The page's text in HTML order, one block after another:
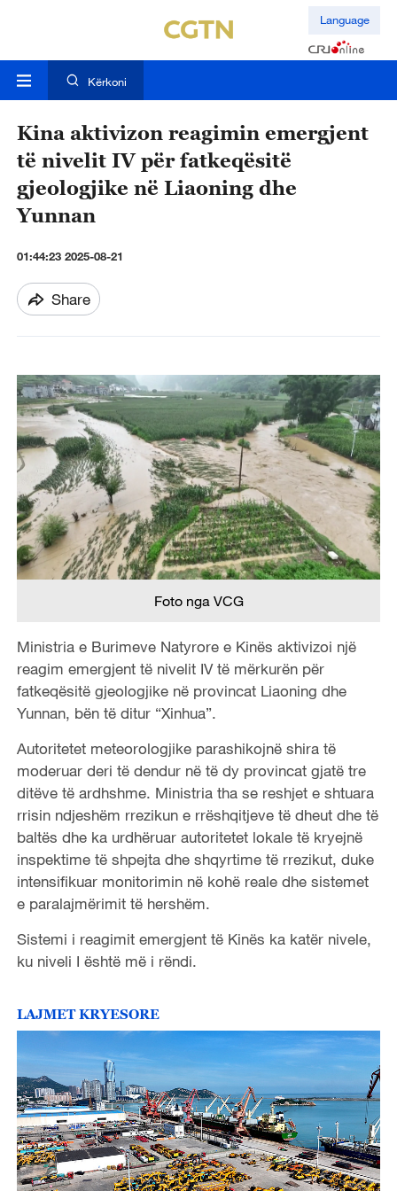
Language
Kërkoni
Kina aktivizon reagimin emergjent
të nivelit IV për fatkeqësitë
gjeologjike në Liaoning dhe
Yunnan
01:44:23 2025-08-21
Share
Foto nga VCG
Ministria e Burimeve Natyrore e Kinës aktivizoi një
reagim emergjent të nivelit IV të mërkurën për
fatkeqësitë gjeologjike në provincat Liaoning dhe
Yunnan, bën të ditur “Xinhua”.
Autoritetet meteorologjike parashikojnë shira të
moderuar deri të dendur në të dy provincat gjatë tre
ditëve të ardhshme. Ministria tha se reshjet e shtuara
rrisin ndjeshëm rrezikun e rrëshqitjeve të dheut dhe të
baltës dhe ka urdhëruar autoritetet lokale të kryejnë
inspektime të shpejta dhe shqyrtime të rrezikut, duke
intensifikuar monitorimin në kohë reale dhe sistemet
e paralajmërimit të hershëm.
Sistemi i reagimit emergjent të Kinës ka katër nivele,
ku niveli I është më i rëndi.
LAJMET KRYESORE